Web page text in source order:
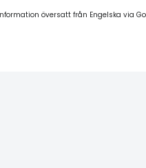
översatt från Engelska via